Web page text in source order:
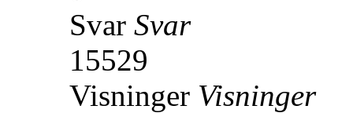
Svar Svar
15529
Visninger Visninger